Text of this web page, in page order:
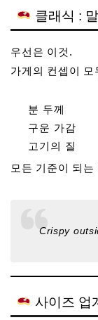
클래식 :
우선은 이것.
가게의 컨셉이
분 두께
구운 가감
고기의 질
모든 기준이 되는
Crispy
사이즈 업